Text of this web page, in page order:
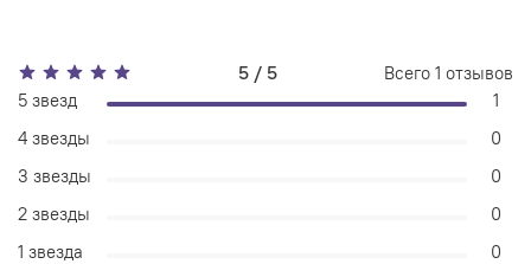
5 / 5 Всего 1 отзывов
5 звезд
1
4 звезды
0
3 звезды
0
2 звезды
0
1 звезда
0